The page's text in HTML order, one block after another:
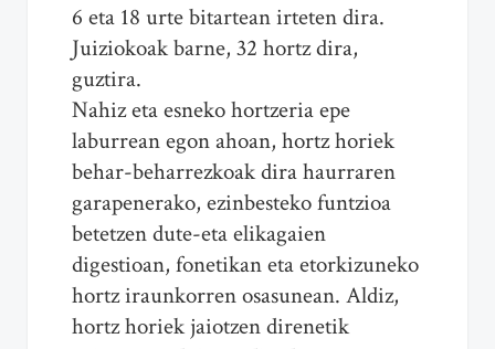
6 eta 18 urte bitartean irteten dira.
Juiziokoak barne, 32 hortz dira,
guztira.
Nahiz eta esneko hortzeria epe
laburrean egon ahoan, hortz horiek
behar-beharrezkoak dira haurraren
garapenerako, ezinbesteko funtzioa
betetzen dute-eta elikagaien
digestioan, fonetikan eta etorkizuneko
hortz iraunkorren osasunean. Aldiz,
hortz horiek jaiotzen direnetik